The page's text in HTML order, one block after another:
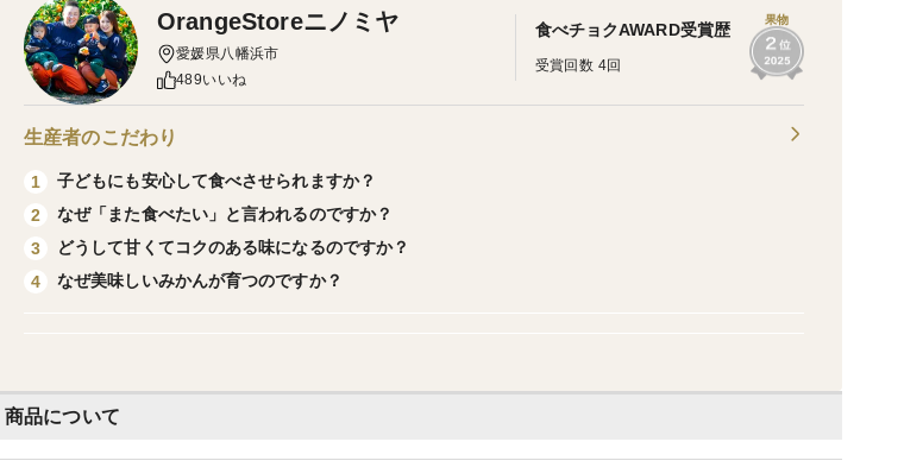
商品について
OrangeStoreニノミヤ
愛媛県八幡浜市
489いいね
食べチョクAWARD受賞歴
受賞回数 4回
果物
生産者のこだわり
1
子どもにも安心して食べさせられますか？
2
なぜ「また食べたい」と言われるのですか？
3
どうして甘くてコクのある味になるのですか？
4
なぜ美味しいみかんが育つのですか？